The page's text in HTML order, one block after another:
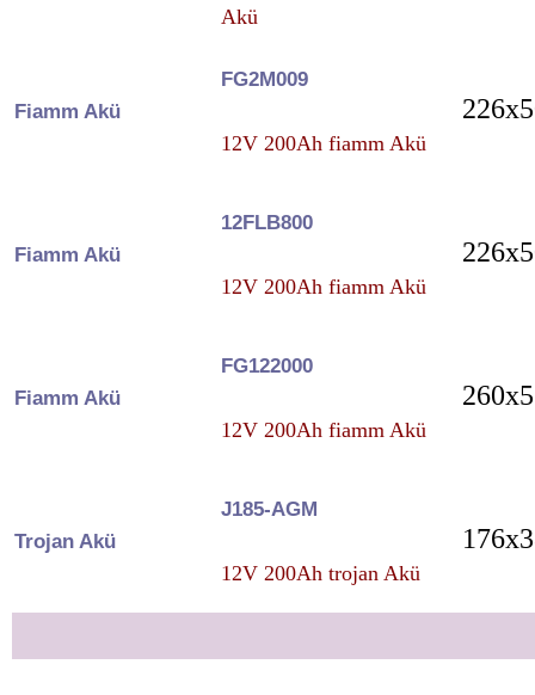
Akü
Fiamm Akü
FG2M009
12V 200Ah fiamm Akü
Fiamm Akü
12FLB800
12V 200Ah fiamm Akü
Fiamm Akü
FG122000
12V 200Ah fiamm Akü
Trojan Akü
J185-AGM
12V 200Ah trojan Akü